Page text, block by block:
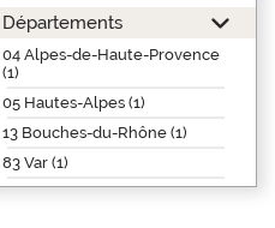
Départements
04 Alpes-de-Haute-Provence
(1)
05 Hautes-Alpes (1)
13 Bouches-du-Rhône (1)
83 Var (1)